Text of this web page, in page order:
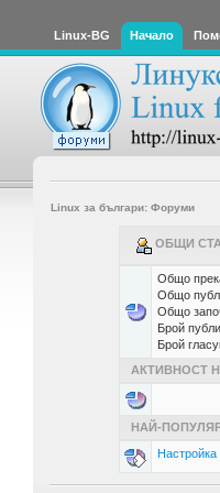
Linux-BG Начало
Linux за българи: Форуми
ОБЩИ
Общо
Общо
Общо
Брой
Брой
АКТИВНОСТ
НАЙ-
Настройка